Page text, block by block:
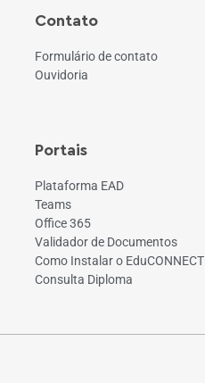
Contato
Formulário de contato
Ouvidoria
Portais
Plataforma EAD
Teams
Office 365
Validador de Documentos
Como Instalar o EduCONNECT
Consulta Diploma